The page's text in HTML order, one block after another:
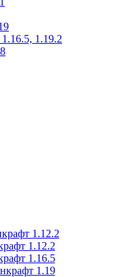
1.19.2
1.12.2
1.12.2
1.16.5
1.19